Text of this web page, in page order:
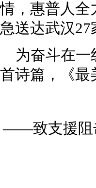
情，惠普人全
急送达武汉27
为奋斗在一
首诗篇，《最
——致支援阻